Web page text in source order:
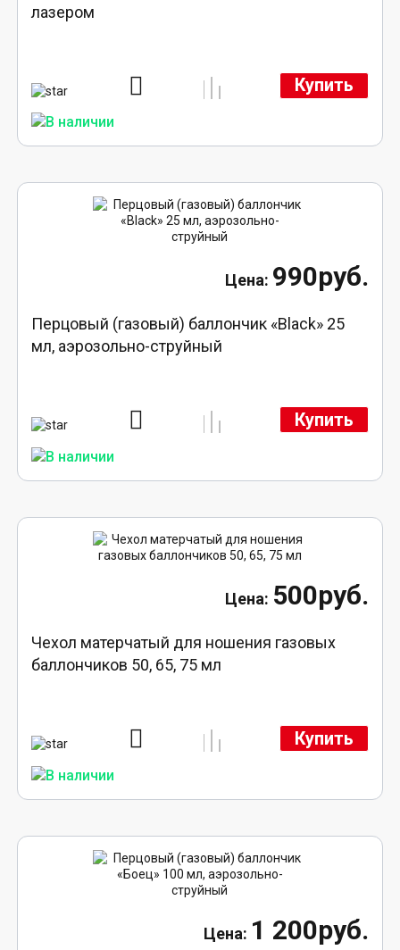
лазером
Купить
990руб.
Перцовый (газовый) баллончик «Black» 25
мл, аэрозольно-струйный
Купить
500руб.
Чехол матерчатый для ношения газовых
баллончиков 50, 65, 75 мл
Купить
1 200руб.